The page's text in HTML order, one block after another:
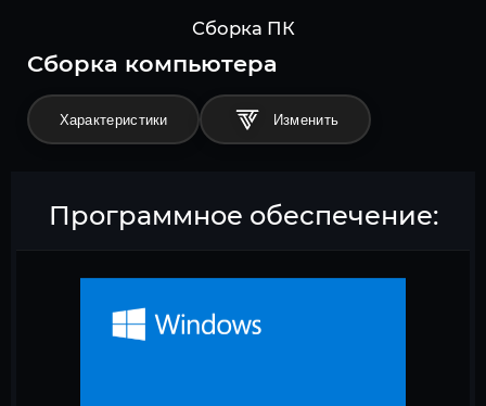
Сборка ПК
Cборка компьютера
Характеристики
Программное обеспечение: